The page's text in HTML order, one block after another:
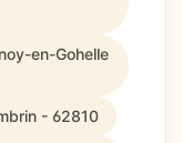
en-Gohelle
- 62810